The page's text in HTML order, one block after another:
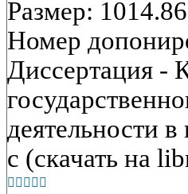
Размер:
Номер
Диссертация -
деятельности
с (скачать на
    